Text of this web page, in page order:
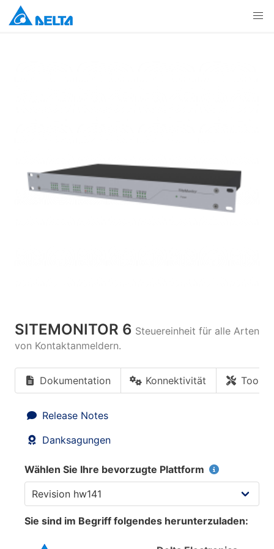
SITEMONITOR 6 Steuereinheit für alle Arten
von Kontaktanmeldern.
Dokumentation Konnektivität Tools
Release Notes
Danksagungen
Wählen Sie Ihre bevorzugte Plattform
Sie sind im Begriff folgendes herunterzuladen: